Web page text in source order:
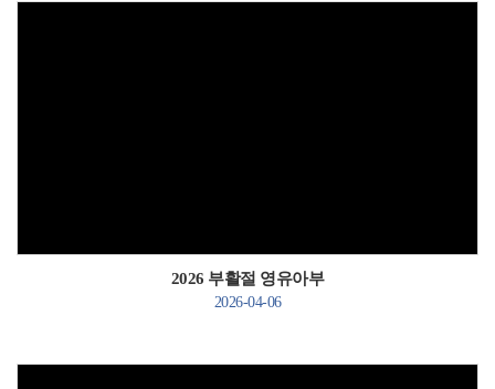
2026 부활절 영유아부
2026-04-06